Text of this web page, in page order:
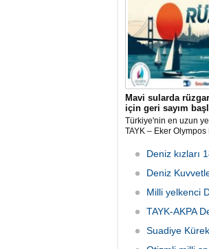
Mavi sularda
için geri sayım
Türkiye'nin en uzun
TAYK – Eker
sulara yelken açıyor.
Deniz kızları
Deniz
Milli yelkenci
TAYK-AKPA
Suadiye